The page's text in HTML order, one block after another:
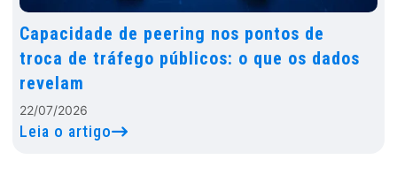
Capacidade de peering nos pontos de
troca de tráfego públicos: o que os dados
revelam
22/07/2026
Leia o artigo